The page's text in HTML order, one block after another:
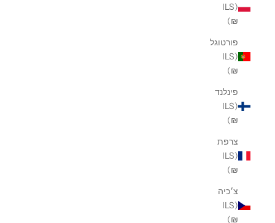
(ILS
₪)
פורטוגל
(ILS
₪)
פינלנד
(ILS
₪)
צרפת
(ILS
₪)
צ׳כיה
(ILS
₪)